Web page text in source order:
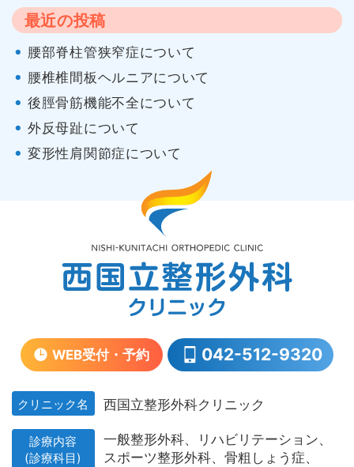
最近の投稿
腰部脊柱管狭窄症について
腰椎椎間板ヘルニアについて
後脛骨筋機能不全について
外反母趾について
変形性肩関節症について
WEB受付・予約 042-512-9320
クリニック名 西国立整形外科クリニック
診療内容
(診療科目)
一般整形外科、
リハビリテーション、
スポーツ整形外科、 骨粗しょう症、